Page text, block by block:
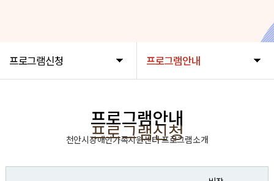
프로그램신청 프로그램안내
프로그램신청
프로그램안내
천안시장애인가족지원센터 프로그램소개